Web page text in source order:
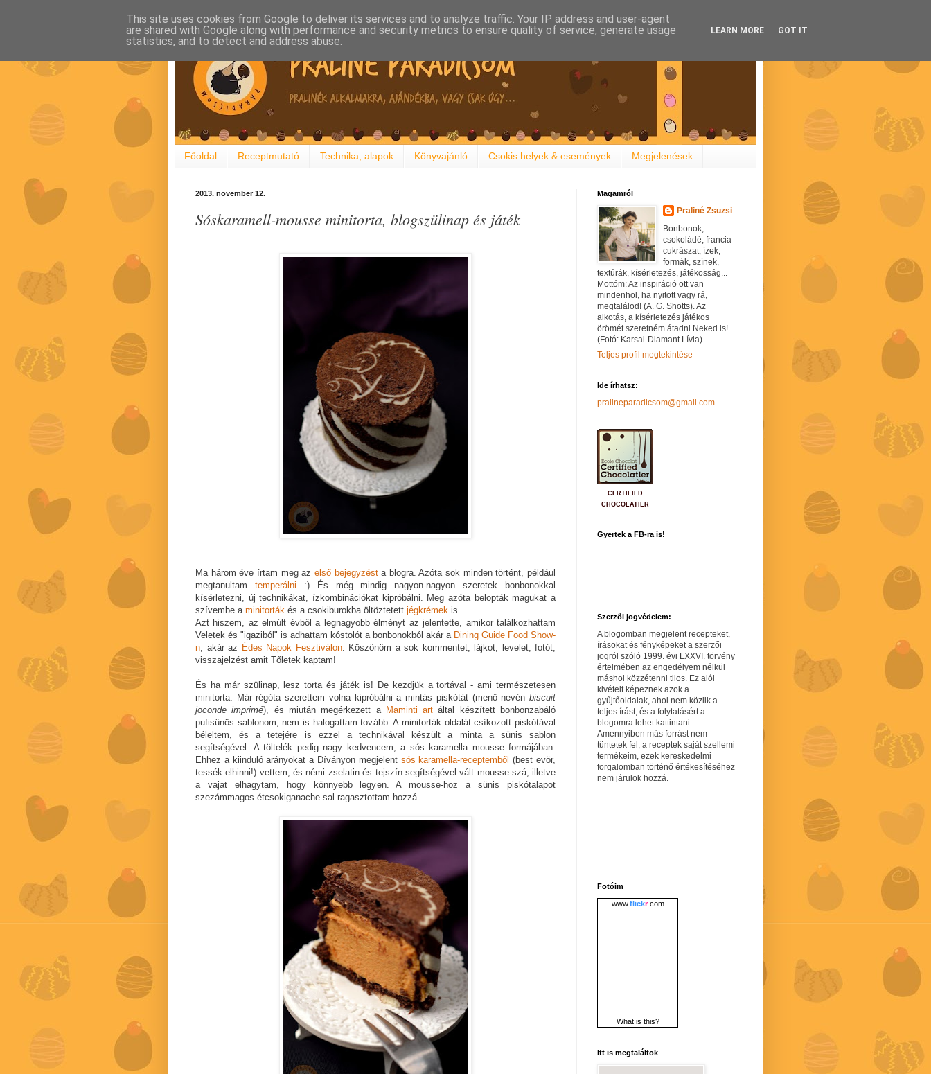
Főoldal Receptmutató Technika, alapok Könyvajánló Csokis helyek & események Megjelenések
2013. november 12.
Sóskaramell-mousse minitorta, blogszülinap és játék
Ma három éve írtam meg az első bejegyzésta blogra. Azóta sok minden történt, például
megtanultam temperálni :) És még mindig nagyon-nagyon szeretek bonbonokkal
kísérletezni, új technikákat, ízkombinációkat kipróbálni. Meg azóta belopták magukat a
szívembe a minitorták és a csokiburokba öltöztetett jégkrémek is.
Azt hiszem, az elmúlt évből a legnagyobb élményt az jelentette, amikor találkozhattam
Veletek és "igaziból" is adhattam kóstolót a bonbonokból akár a Dining Guide Food Show-
n, akár az Édes Napok Fesztiválon. Köszönöm a sok kommentet, lájkot, levelet, fotót,
visszajelzést amit Tőletek kaptam!
És ha már szülinap, lesz torta és játék is! De kezdjük a tortával - ami természetesen
minitorta. Már régóta szerettem volna kipróbálni a mintás piskótát (menő nevén biscuit
joconde imprimé), és miután megérkezett a Maminti art által készített bonbonzabáló
pufisünös sablonom, nem is halogattam tovább. A minitorták oldalát csíkozott piskótával
béleltem, és a tetejére is ezzel a technikával készült a minta a sünis sablon
segítségével. A töltelék pedig nagy kedvencem, a sós karamella mousse formájában.
Ehhez a kiinduló arányokat a Díványon megjelent sós karamella-receptemből (best evör,
tessék elhinni!) vettem, és némi zselatin és tejszín segítségével vált mousse-szá, illetve
a vajat elhagytam, hogy könnyebb legyen. A mousse-hoz a sünis piskótalapot
szezámmagos étcsokiganache-sal ragasztottam hozzá.
Magamról
Praliné Zsuzsi
Bonbonok,
csokoládé, francia
cukrászat, ízek,
formák, színek,
textúrák, kísérletezés, játékosság...
Mottóm: Az inspiráció ott van
mindenhol, ha nyitott vagy rá,
megtalálod! (A. G. Shotts). Az
alkotás, a kísérletezés játékos
örömét szeretném átadni Neked is!
(Fotó: Karsai-Diamant Lívia)
Teljes profil megtekintése
Ide írhatsz:
pralineparadicsom@gmail.com
CERTIFIED
CHOCOLATIER
Gyertek a FB-ra is!
Szerzői jogvédelem:
A blogomban megjelent recepteket,
írásokat és fényképeket a szerzői
jogról szóló 1999. évi LXXVI. törvény
értelmében az engedélyem nélkül
máshol közzétenni tilos. Ez alól
kivételt képeznek azok a
gyűjtőoldalak, ahol nem közlik a
teljes írást, és a folytatásért a
blogomra lehet kattintani.
Amennyiben más forrást nem
tüntetek fel, a receptek saját szellemi
termékeim, ezek kereskedelmi
forgalomban történő értékesítéséhez
nem járulok hozzá.
Fotóim
www.flickr.com
What is this?
Itt is megtaláltok
This site uses cookies from Google to deliver its services and to analyze traffic. Your IP address and user-agent
are shared with Google along with performance and security metrics to ensure quality of service, generate usage
statistics, and to detect and address abuse.
LEARN MORE GOT IT